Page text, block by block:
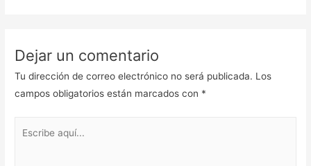
Dejar un comentario
Tu dirección de correo electrónico no será publicada. Los
campos obligatorios están marcados con *